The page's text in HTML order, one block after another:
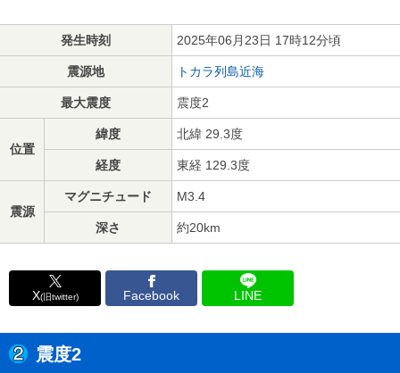
発生時刻 2025年06月23日 17時12分頃
震源地 トカラ列島近海
最大震度 震度2
位置
緯度 北緯 29.3度
経度 東経 129.3度
震源
マグニチュード M3.4
深さ 約20km
X(旧twitter) Facebook LINE
震度2